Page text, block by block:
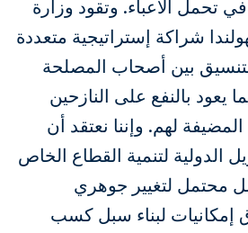
تحمل الأعباء. وتقود وزارة
شراكة إستراتيجية متعددة
بين أصحاب المصلحة
يعود بالنفع على النازحين
لهم. وإننا نعتقد أن
الدولية لتنمية القطاع الخاص
محتمل لتغيير جوهري
لبناء سبل كسب